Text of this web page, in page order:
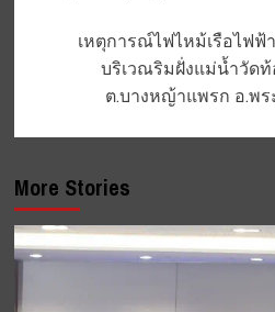
เหตุการณ์ไฟไหม้เรือไฟฟ้
บริเวณริมฝั่งแม่น้ำวัด
ต.บางหญ้าแพรก อ.พ
More Stories